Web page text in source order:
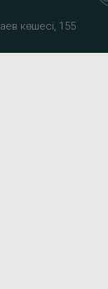
көшесі, 155